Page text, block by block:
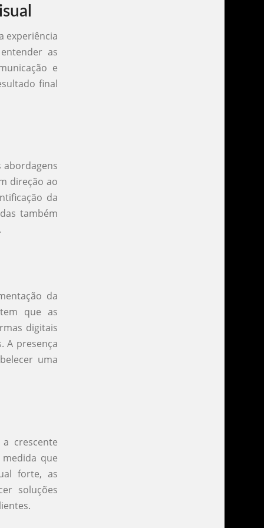
experiência
as
e
final
abordagens
direção ao
da
também
da
que as
digitais
A presença
uma
crescente
que
forte, as
soluções